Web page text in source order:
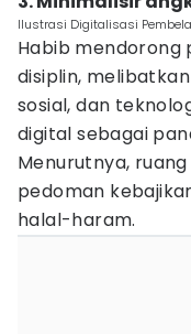
Ilustrasi Digitalisasi
Habib
disiplin,
sosial, dan
digital sebagai
Menurutnya,
pedoman
halal-haram.